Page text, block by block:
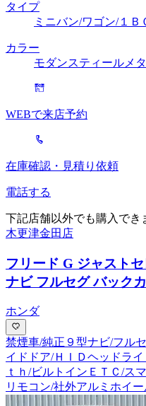
タイプ
ミニバン/ワゴン/１Ｂ
カラー
モダンスティールメ
WEBで来店予約
在庫確認・見積り依頼
電話する
下記店舗以外でも購入でき
木更津金田店
フリード G ジャスト
ナビ フルセグ バック
ホンダ
禁煙車/純正９型ナビ/フル
イドドア/ＨＩＤヘッドラ
ｔｈ/ビルトインＥＴＣ/ス
リモコン/社外アルミホイ